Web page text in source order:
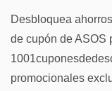
Desbloquea
de cupón de ASOS
promocionales